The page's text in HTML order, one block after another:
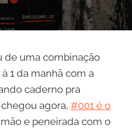
de uma combinação
1 da manhã com a
caderno pra
agora, #001 é o
e peneirada com o